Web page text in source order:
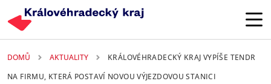
DOMŮ AKTUALITY
KRÁLOVÉHRADECKÝ KRAJ VYPÍŠE TENDR
NA FIRMU, KTERÁ POSTAVÍ NOVOU VÝJEZDOVOU STANICI